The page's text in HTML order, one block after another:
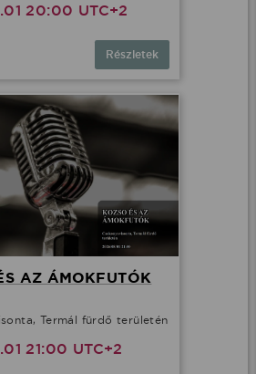
20:00 UTC+2
Részletek
AZ ÁMOKFUTÓK
Termál fürdő területén
21:00 UTC+2